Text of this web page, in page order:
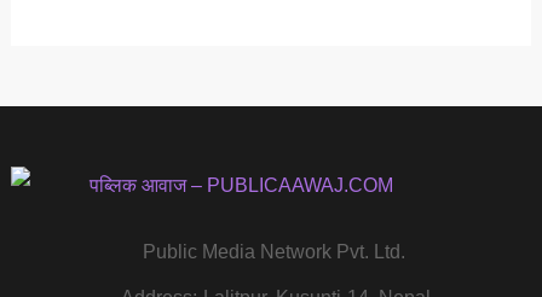
Public Media Network Pvt. Ltd.